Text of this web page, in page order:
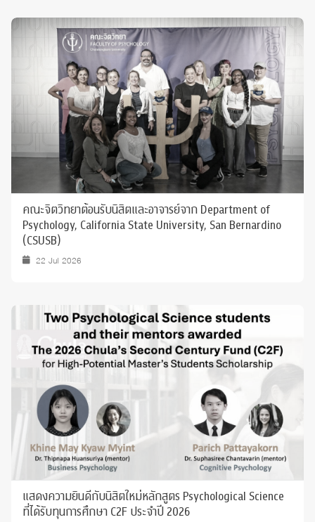
คณะจิตวิทยาต้อนรับนิสิตและอาจารย์จาก Department of
Psychology, California State University, San Bernardino
(CSUSB)
22 Jul 2026
แสดงความยินดีกับนิสิตใหม่หลักสูตร Psychological Science
ที่ได้รับทุนการศึกษา C2F ประจำปี 2026